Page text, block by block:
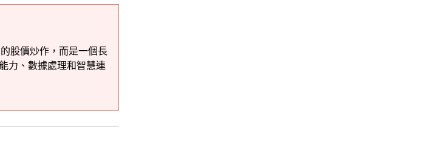
股價炒作，而是一個長
力、數據處理和智慧連